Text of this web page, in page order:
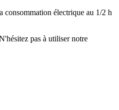
consommation électrique au 1/2 h
pas à utiliser notre